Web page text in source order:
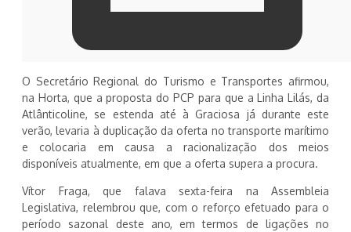
O Secretário Regional do Turismo e Transportes afirmou,
na Horta, que a proposta do PCP para que a Linha Lilás, da
Atlânticoline, se estenda até à Graciosa já durante este
verão, levaria à duplicação da oferta no transporte marítimo
e colocaria em causa a racionalização dos meios
disponíveis atualmente, em que a oferta supera a procura.
Vítor Fraga, que falava sexta-feira na Assembleia
Legislativa, relembrou que, com o reforço efetuado para o
período sazonal deste ano, em termos de ligações no